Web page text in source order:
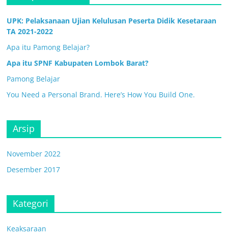
UPK: Pelaksanaan Ujian Kelulusan Peserta Didik Kesetaraan
TA 2021-2022
Apa itu Pamong Belajar?
Apa itu SPNF Kabupaten Lombok Barat?
Pamong Belajar
You Need a Personal Brand. Here’s How You Build One.
Arsip
November 2022
Desember 2017
Kategori
Keaksaraan